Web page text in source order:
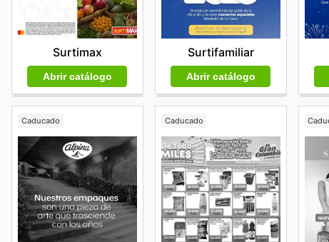
Surtimax
Abrir catálogo
Surtifamiliar
Abrir catálogo
Caducado Caducado